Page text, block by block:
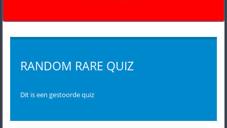
RANDOM RARE QUIZ
Dit is een gestoorde quiz